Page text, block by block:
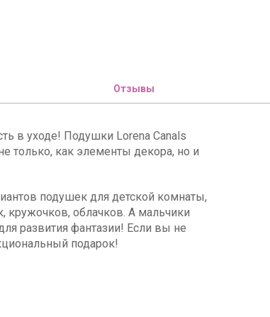
Отзывы
в уходе! Подушки Lorena Canals
только, как элементы декора, но и
подушек для детской комнаты,
кружочков, облачков. А мальчики
развития фантазии! Если вы не
подарок!